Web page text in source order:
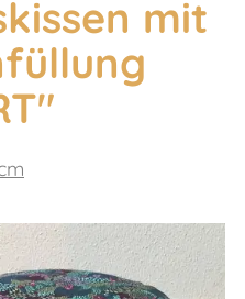
mit